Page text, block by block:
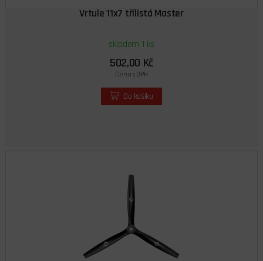
Vrtule 11x7 třílistá Master
skladem 1 ks
502,00 Kč
Cena s DPH
Do košíku